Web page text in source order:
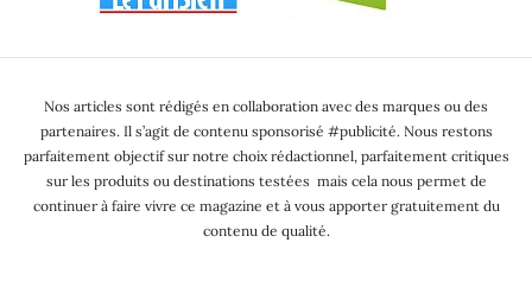
Nos articles sont rédigés en collaboration avec des marques ou des
partenaires. Il s’agit de contenu sponsorisé #publicité. Nous restons
parfaitement objectif sur notre choix rédactionnel, parfaitement critiques
sur les produits ou destinations testées mais cela nous permet de
continuer à faire vivre ce magazine et à vous apporter gratuitement du
contenu de qualité.